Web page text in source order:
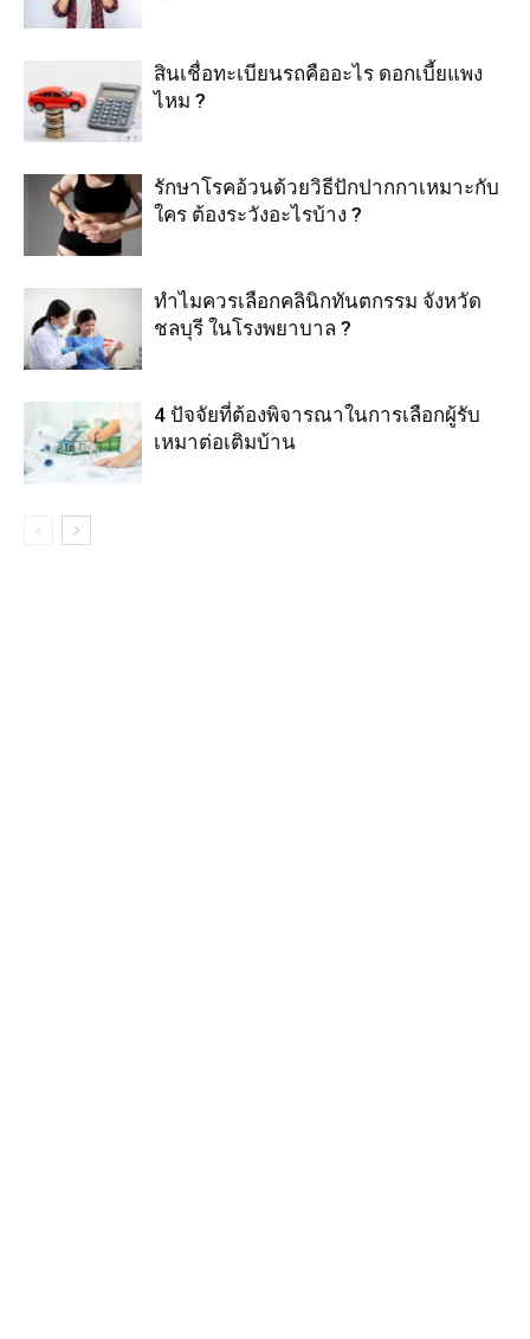
สินเชื่อทะเบียนรถคืออะไร ดอกเบี้ยแพง
ไหม ?
รักษาโรคอ้วนด้วยวิธีปักปากกาเหมาะกับ
ใคร ต้องระวังอะไรบ้าง ?
ทำไมควรเลือกคลินิกทันตกรรม จังหวัด
ชลบุรี ในโรงพยาบาล ?
4 ปัจจัยที่ต้องพิจารณาในการเลือกผู้รับ
เหมาต่อเติมบ้าน